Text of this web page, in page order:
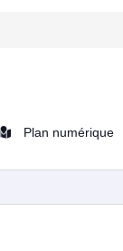
Plan numérique